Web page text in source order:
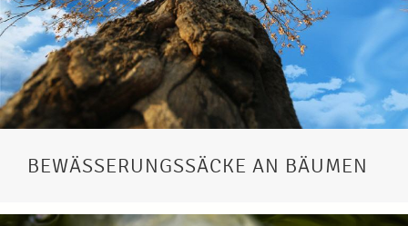
BEWÄSSERUNGSSÄCKE AN BÄUMEN